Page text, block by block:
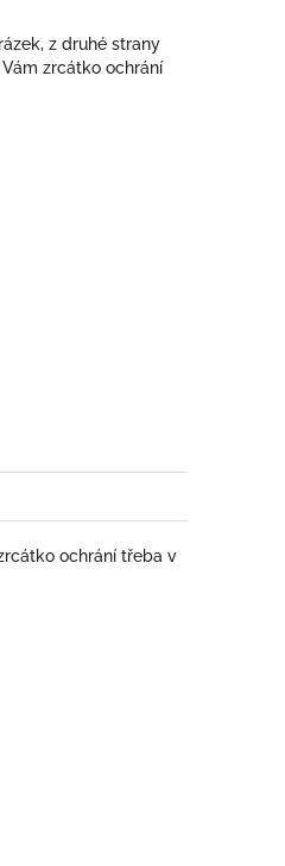
z druhé strany
zrcátko ochrání
ochrání třeba v